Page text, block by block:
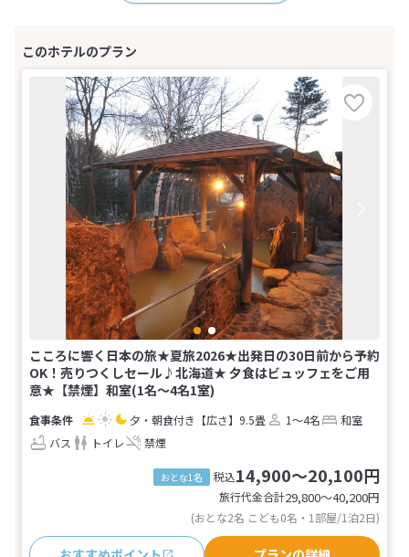
こころに響く日本の旅★夏旅2026★出発日の30日前から予約
OK！売りつくしセール♪北海道★ 夕食はビュッフェをご用
意★【禁煙】和室(1名～4名1室)
夕・朝食付き 【広さ】9.5畳 1～4名
和室
バス
トイレ 禁煙
おとな1名 税込14,900～20,100円
旅行代金合計29,800〜40,200円
(おとな2名 こども0名・1部屋/1泊2日)